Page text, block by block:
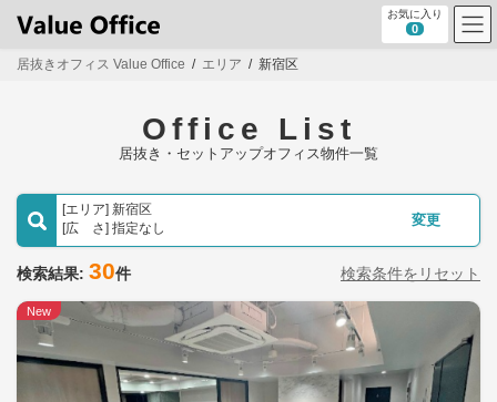
お気に入り
0
居抜きオフィス Value Office エリア 新宿区
Office List
居抜き・セットアップオフィス物件一覧
[エリア] 新宿区
[広 さ] 指定なし
変更
検索結果: 30件 検索条件をリセット
New